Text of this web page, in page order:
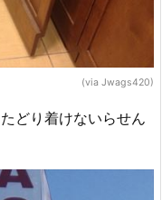
(via Jwags420)
どり着けないらせん